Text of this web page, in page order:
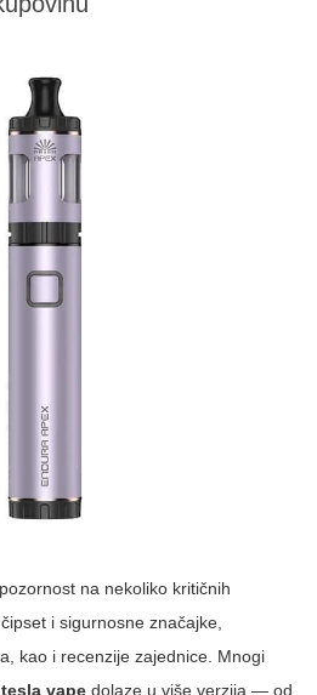
na nekoliko kritičnih
i sigurnosne značajke,
kao i recenzije zajednice. Mnogi
tesla vape dolaze u više verzija — od